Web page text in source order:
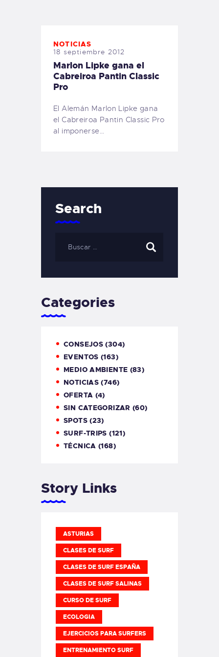
NOTICIAS
18 septiembre 2012
Marlon Lipke gana el
Cabreiroa Pantin Classic
Pro
El Alemán Marlon Lipke gana
el Cabreiroa Pantin Classic Pro
al imponerse…
Search
Categories
CONSEJOS (304)
EVENTOS (163)
MEDIO AMBIENTE (83)
NOTICIAS (746)
OFERTA (4)
SIN CATEGORIZAR (60)
SPOTS(23)
SURF-TRIPS (121)
TÉCNICA (168)
Story Links
ASTURIAS
CLASES DE SURF
CLASES DE SURF ESPAÑA
CLASES DE SURF SALINAS
CURSO DE SURF
ECOLOGIA
EJERCICIOS PARA SURFERS
ENTRENAMIENTO SURF